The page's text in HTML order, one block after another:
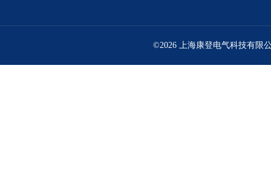
©2026 上海康登电气科技有限